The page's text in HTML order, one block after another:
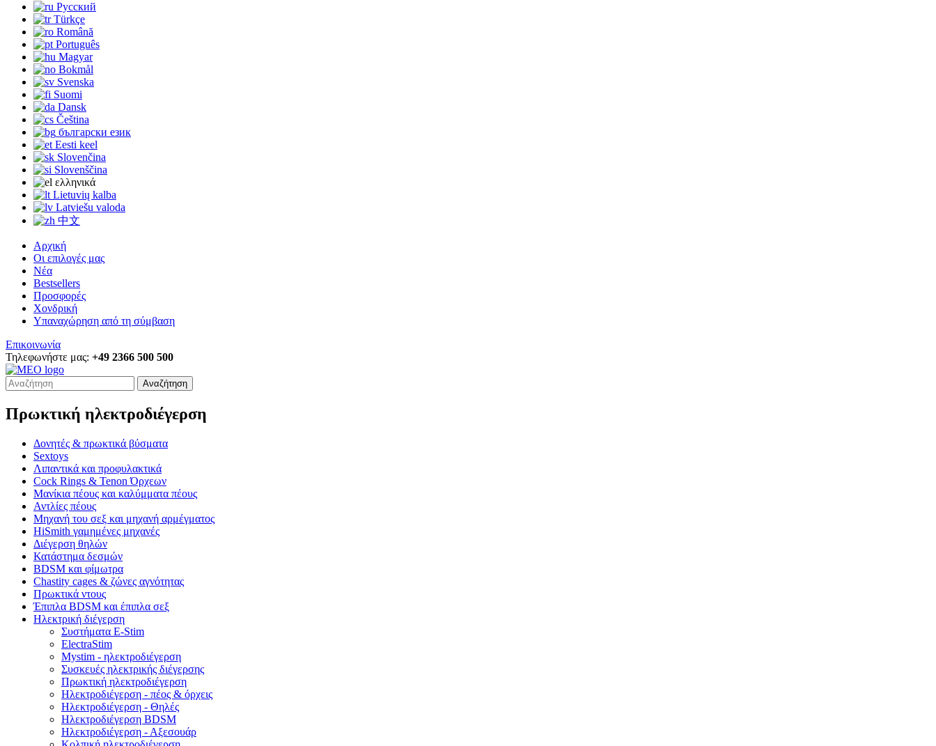
Русский
Türkçe
Română
Português
Magyar
Bokmål
Svenska
Suomi
Dansk
Čeština
български език
Eesti keel
Slovenčina
Slovenščina
ελληνικά
Lietuvių kalba
Latviešu valoda
中文
Αρχική
Οι επιλογές μας
Νέα
Bestsellers
Προσφορές
Χονδρική
Υπαναχώρηση από τη σύμβαση
Επικοινωνία
Τηλεφωνήστε μας: +49 2366 500 500
Αναζήτηση
Πρωκτική ηλεκτροδιέγερση
Δονητές & πρωκτικά βύσματα
Sextoys
Λιπαντικά και προφυλακτικά
Cock Rings & Tenon Όρχεων
Μανίκια πέους και καλύμματα πέους
Αντλίες πέους
Μηχανή του σεξ και μηχανή αρμέγματος
HiSmith γαμημένες μηχανές
Διέγερση θηλών
Κατάστημα δεσμών
BDSM και φίμωτρα
Chastity cages & ζώνες αγνότητας
Πρωκτικά ντους
Έπιπλα BDSM και έπιπλα σεξ
Ηλεκτρική διέγερση
Συστήματα E-Stim
ElectraStim
Mystim - ηλεκτροδιέγερση
Συσκευές ηλεκτρικής διέγερσης
Πρωκτική ηλεκτροδιέγερση
Ηλεκτροδιέγερση - πέος & όρχεις
Ηλεκτροδιέγερση - Θηλές
Ηλεκτροδιέγερση BDSM
Ηλεκτροδιέγερση - Αξεσουάρ